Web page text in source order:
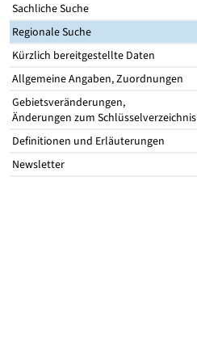
Sachliche Suche
Regionale Suche
Kürzlich bereitgestellte Daten
Allgemeine Angaben, Zuordnungen
Gebietsveränderungen,
Änderungen zum Schlüsselverzeichnis
Definitionen und Erläuterungen
Newsletter